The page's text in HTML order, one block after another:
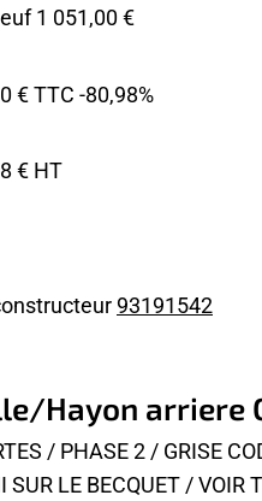
1 051,00 €
€ TTC -80,98%
€ HT
93191542
Hayon arriere
/ PHASE 2 / GRISE
SUR LE BECQUET / VOIR